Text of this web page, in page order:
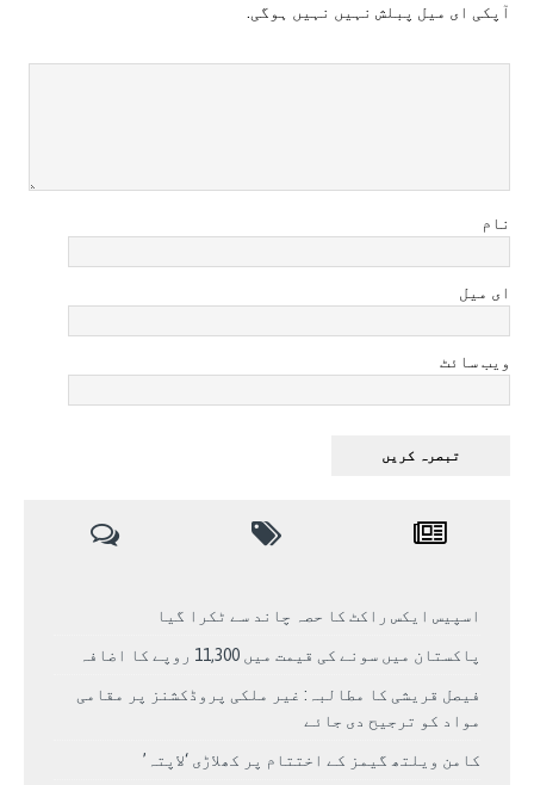
آپکی ای ميل پبلش نہيں نہيں ہوگی.
نام
ای میل
ویب سائٹ
اسپیس ایکس راکٹ کا حصہ چاند سے ٹکرا گیا
پاکستان میں سونے کی قیمت میں 11,300 روپے کا اضافہ
فیصل قریشی کا مطالبہ: غیر ملکی پروڈکشنز پر مقامی
مواد کو ترجیح دی جائے
کامن ویلتھ گیمز کے اختتام پر کھلاڑی ‘لاپتہ’